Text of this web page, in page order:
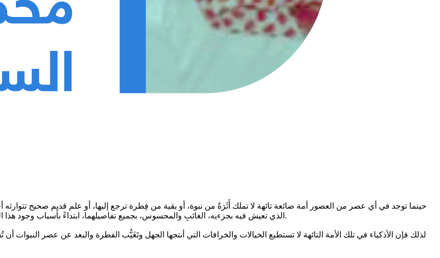
حينما توجد في أي عصر من العصور أمة ضائعة تائهة لا تملك أَثَرَةً من نبوة، أو بقية من فِطرة ترجع إليها، أو علم قديم صحيح تتوارثه
الذي تعيش فيه بجزءيه، الغائبِ والمحسوس، بجميع تفاصيلهما، ابتداءً بأسباب وجود هذا العالم وأقسامه، وليس انتهاء بالإنسان وتكويناته المحسوسة وغير المحسوسة.
لذلك فإن الأذكياء في تلك الأمة التائهة لا تستطيع الخيالات والخرافات التي أنتجها الجهل وتَغَيُّب الفطرة والبعد عن عصر